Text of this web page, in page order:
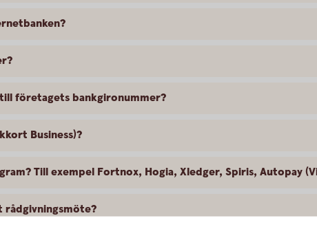
företagets bankgironummer?
Business)?
Till exempel Fortnox, Hogia, Xledger, Spiris, Autopay
rådgivningsmöte?